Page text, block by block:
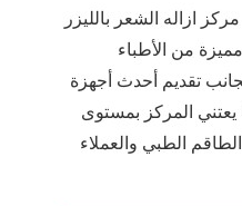
ازاله الشعر بالليزر
من الأطباء
تقديم أحدث أجهزة
يعتني المركز بمستوى
الطبي والعملاء